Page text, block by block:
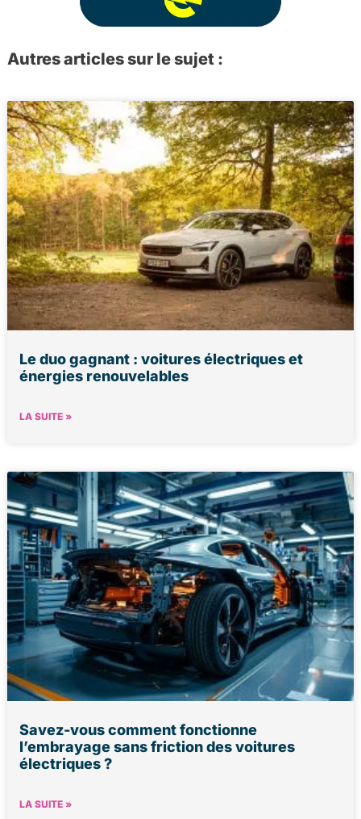
Autres articles sur le sujet :
Le duo gagnant : voitures électriques et
énergies renouvelables
LA SUITE »
Savez-vous comment fonctionne
l’embrayage sans friction des voitures
électriques ?
LA SUITE »